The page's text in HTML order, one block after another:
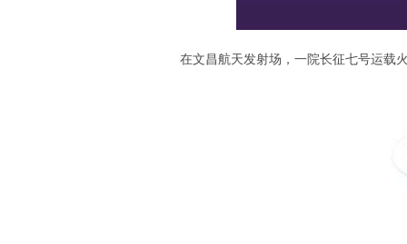
在文昌航天发射场，一院长征七号运载